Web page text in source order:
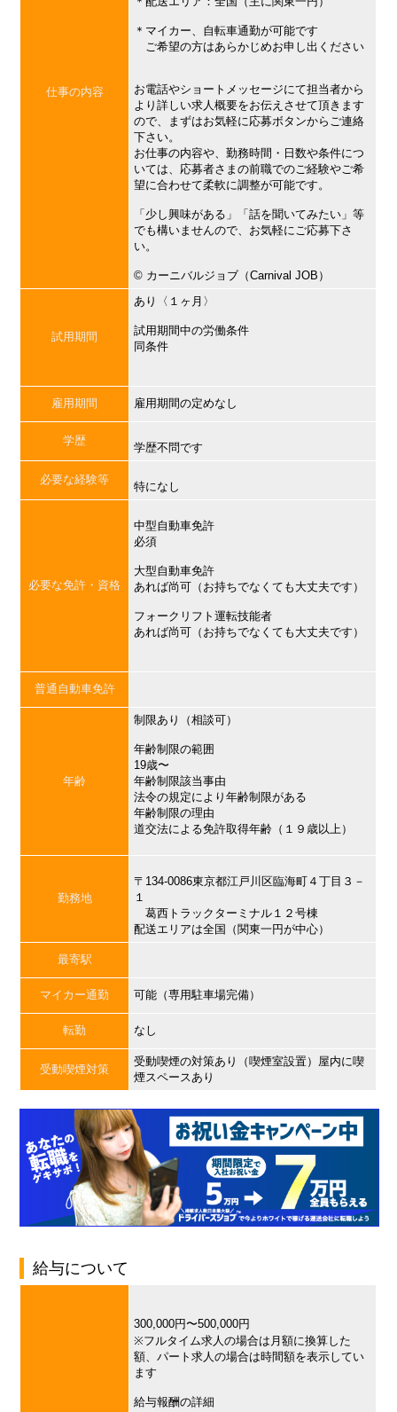
仕事の内容
＊マイカー、自転車通勤が可能です
ご希望の方はあらかじめお申し出ください
お電話やショートメッセージにて担当者から
より詳しい求人概要をお伝えさせて頂きます
ので、まずはお気軽に応募ボタンからご連絡
下さい。
お仕事の内容や、勤務時間・日数や条件につ
いては、応募者さまの前職でのご経験やご希
望に合わせて柔軟に調整が可能です。
「少し興味がある」「話を聞いてみたい」等
でも構いませんので、お気軽にご応募下さ
い。
©︎ カーニバルジョブ（Carnival JOB）
試用期間
あり〈１ヶ月〉
試用期間中の労働条件
同条件
雇用期間 雇用期間の定めなし
学歴
学歴不問です
必要な経験等
特になし
必要な免許・資格
中型自動車免許
必須
大型自動車免許
あれば尚可（お持ちでなくても大丈夫です）
フォークリフト運転技能者
あれば尚可（お持ちでなくても大丈夫です）
普通自動車免許
年齢
制限あり（相談可）
年齢制限の範囲
19歳〜
年齢制限該当事由
法令の規定により年齢制限がある
年齢制限の理由
道交法による免許取得年齢（１９歳以上）
勤務地
〒134-0086東京都江戸川区臨海町４丁目３－
１
葛西トラックターミナル１２号棟
配送エリアは全国（関東一円が中心）
最寄駅
マイカー通勤 可能（専用駐車場完備）
転勤 なし
受動喫煙対策
受動喫煙の対策あり（喫煙室設置）屋内に喫
煙スペースあり
給与について
300,000円〜500,000円
※フルタイム求人の場合は月額に換算した
額、パート求人の場合は時間額を表示してい
ます
給与報酬の詳細